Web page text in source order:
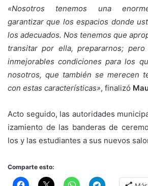
«Nosotros tenemos una
garantizar que los espacios donde
los adecuados. Nos tenemos que
transitar por ella, prepararnos;
inmejorables condiciones para los
nosotros, que también se merecen
con estas características», finalizó
Acto seguido, las autoridades
izamiento de las banderas de
los y las estudiantes a sus nuevos
Comparte esto: